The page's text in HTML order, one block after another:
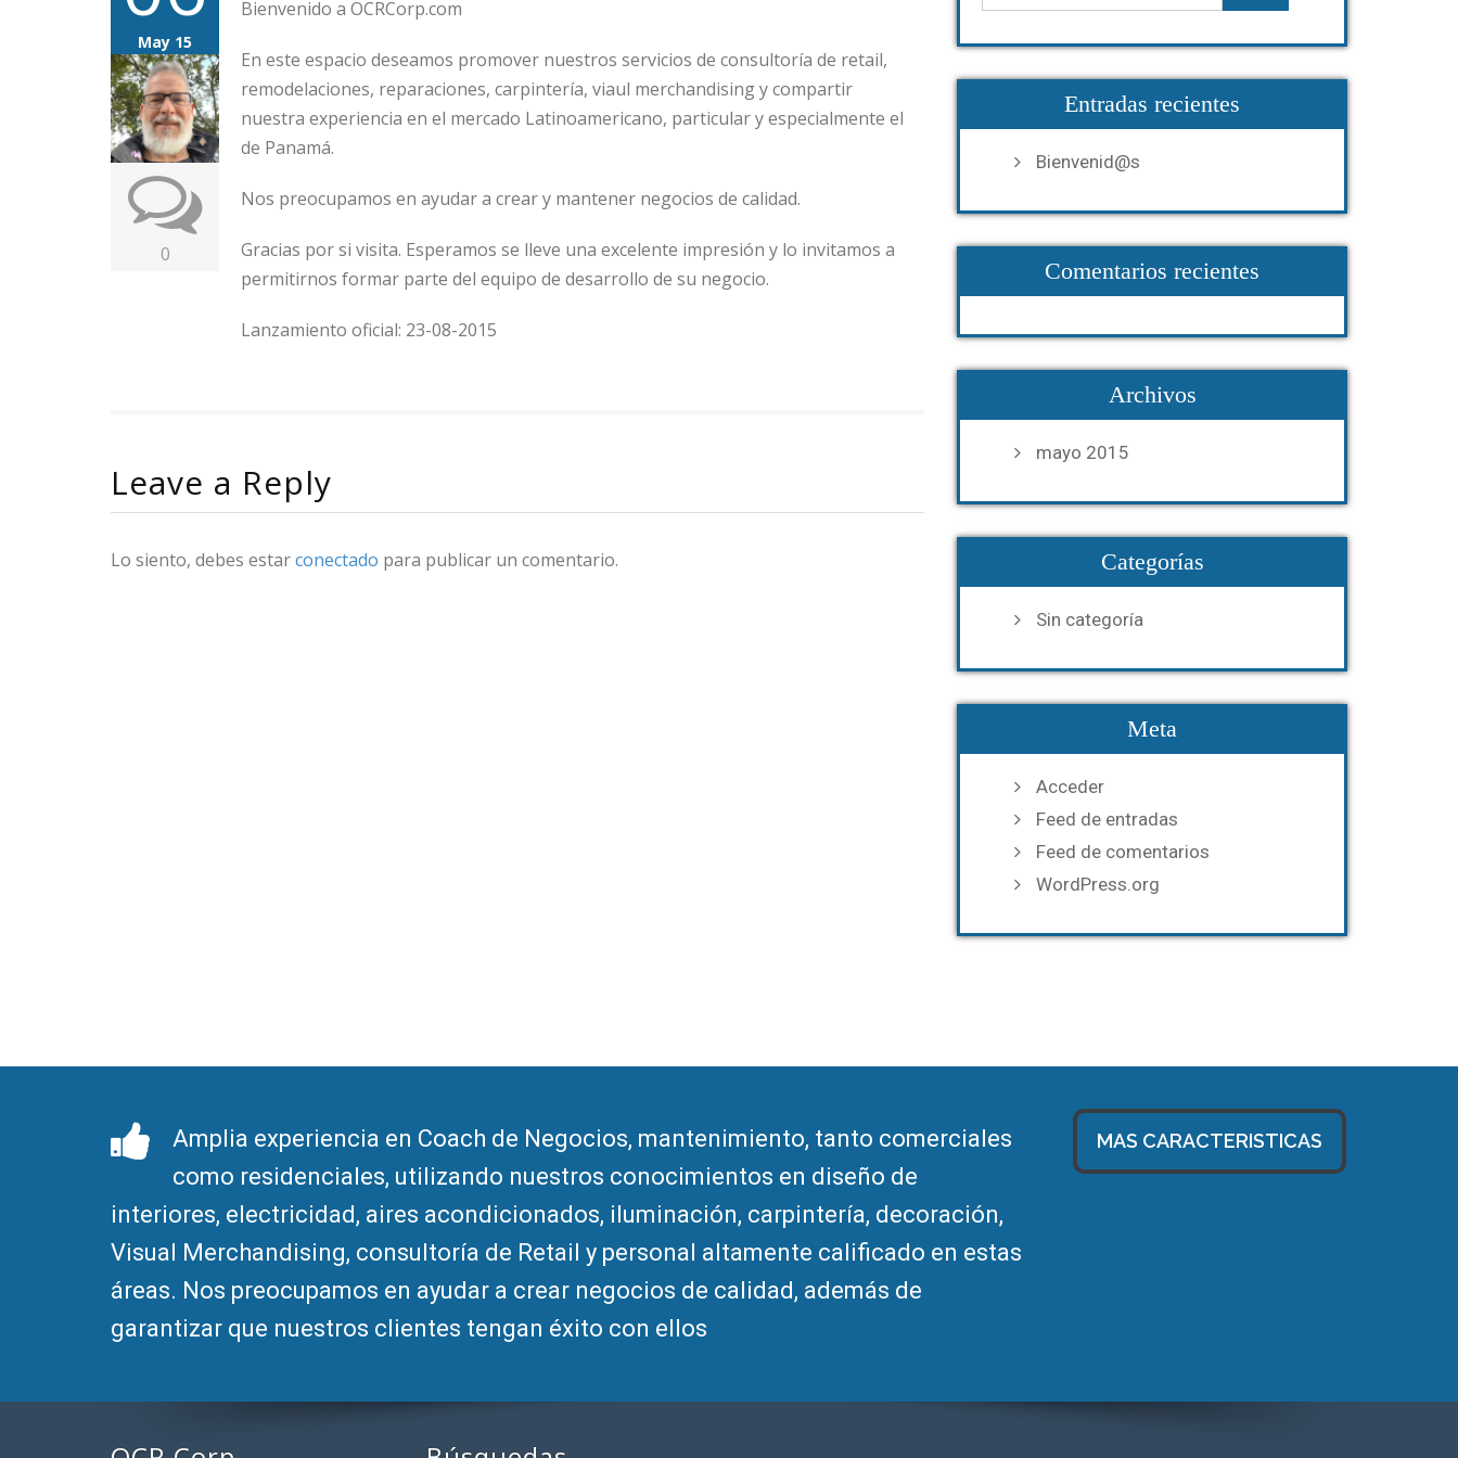
May 15
0
Bienvenido a OCRCorp.com
En este espacio deseamos promover nuestros servicios de consultoría de retail,
remodelaciones, reparaciones, carpintería, viaul merchandising y compartir
nuestra experiencia en el mercado Latinoamericano, particular y especialmente el
de Panamá.
Nos preocupamos en ayudar a crear y mantener negocios de calidad.
Gracias por si visita. Esperamos se lleve una excelente impresión y lo invitamos a
permitirnos formar parte del equipo de desarrollo de su negocio.
Lanzamiento oficial: 23-08-2015
Leave a Reply
Lo siento, debes estarconectado para publicar un comentario.
Entradas recientes
Bienvenid@s
Comentarios recientes
Archivos
mayo 2015
Categorías
Sin categoría
Meta
Acceder
Feed de entradas
Feed de comentarios
WordPress.org
Amplia experiencia en Coach de Negocios, mantenimiento, tanto comerciales
como residenciales, utilizando nuestros conocimientos en diseño de
interiores, electricidad, aires acondicionados, iluminación, carpintería, decoración,
Visual Merchandising, consultoría de Retail y personal altamente calificado en estas
áreas. Nos preocupamos en ayudar a crear negocios de calidad, además de
garantizar que nuestros clientes tengan éxito con ellos
MAS CARACTERISTICAS